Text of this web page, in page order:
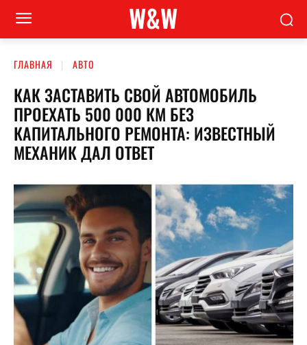
W&W
ГЛАВНАЯ АВТО
КАК ЗАСТАВИТЬ СВОЙ АВТОМОБИЛЬ
ПРОЕХАТЬ 500 000 КМ БЕЗ
КАПИТАЛЬНОГО РЕМОНТА: ИЗВЕСТНЫЙ
МЕХАНИК ДАЛ ОТВЕТ